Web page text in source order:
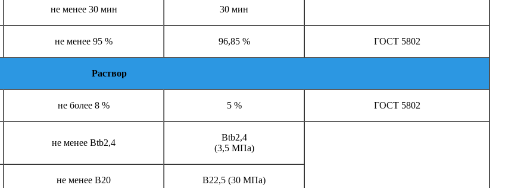
не менее 30 мин 30 мин
не менее 95 % 96,85 % ГОСТ 5802
Раствор
не более 8 % 5 % ГОСТ 5802
не менее Btb2,4
Btb2,4
(3,5 МПа)
не менее В20 В22,5 (30 МПа)